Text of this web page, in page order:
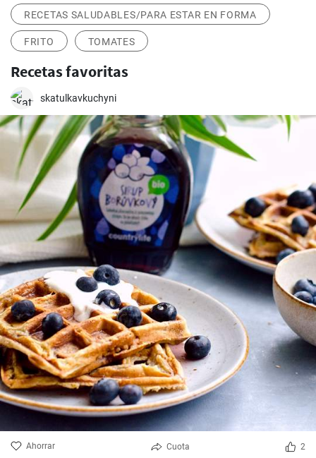
RECETAS SALUDABLES/PARA ESTAR EN FORMA
FRITO TOMATES
Recetas favoritas
skatulkavkuchyni
Ahorrar Cuota 2